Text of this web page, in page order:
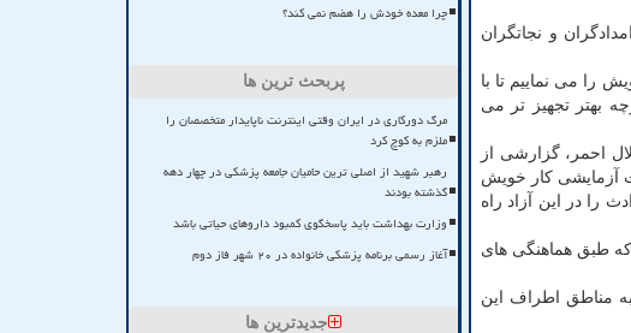
که ۹۰ درصد از زحمات بر دوش امدادگران و نجاتگران
را می نماییم تا با
بهتر تجهیز تر می
احمر، گزارشی از
آزمایشی کار خویش
را در این آزاد راه
که طبق هماهنگی های
به مناطق اطراف این
چرا معده خودش را هضم نمی کند؟
پربحث ترین ها
مرگ دورکاری در ایران وقتی اینترنت ناپایدار متخصصان را
ملزم به کوچ کرد
رهبر شهید از اصلی ترین حامیان جامعه پزشکی در چهار دهه
گذشته بودند
وزارت بهداشت باید پاسخگوی کمبود داروهای حیاتی باشد
آغاز رسمی برنامه پزشکی خانواده در ۲۰ شهر فاز دوم
جدیدترین ها